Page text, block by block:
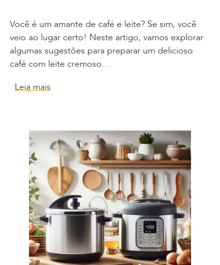
Você é um amante de café e leite? Se sim, você
veio ao lugar certo! Neste artigo, vamos explorar
algumas sugestões para preparar um delicioso
café com leite cremoso…
Leia mais